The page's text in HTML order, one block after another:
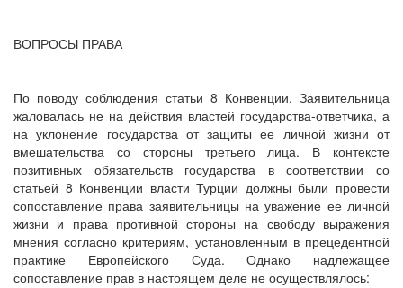
ВОПРОСЫ ПРАВА
По поводу соблюдения статьи 8 Конвенции. Заявительница
жаловалась не на действия властей государства-ответчика, а
на уклонение государства от защиты ее личной жизни от
вмешательства со стороны третьего лица. В контексте
позитивных обязательств государства в соответствии со
статьей 8 Конвенции власти Турции должны были провести
сопоставление права заявительницы на уважение ее личной
жизни и права противной стороны на свободу выражения
мнения согласно критериям, установленным в прецедентной
практике Европейского Суда. Однако надлежащее
сопоставление прав в настоящем деле не осуществлялось: